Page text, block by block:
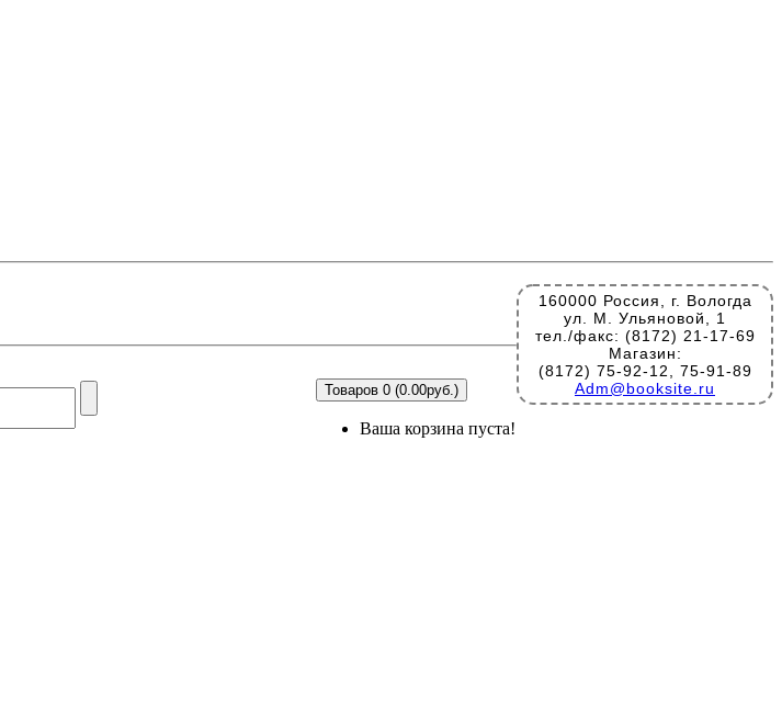
160000 Россия, г. Вологда
ул. М. Ульяновой, 1
тел./факс: (8172) 21-17-69
Магазин:
(8172) 75-92-12, 75-91-89
Adm@booksite.ru
Товаров 0 (0.00руб.)
Ваша корзина пуста!